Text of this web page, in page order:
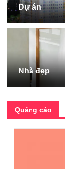
Dự án
Nhà đẹp
Quảng cáo